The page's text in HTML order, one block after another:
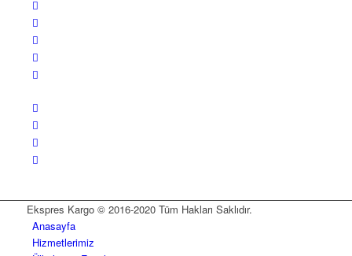
Ekspres Kargo © 2016-2020 Tüm Hakları Saklıdır.
Anasayfa
Hizmetlerimiz